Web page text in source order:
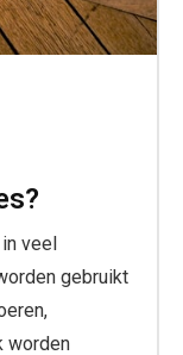
veel
gebruikt
worden